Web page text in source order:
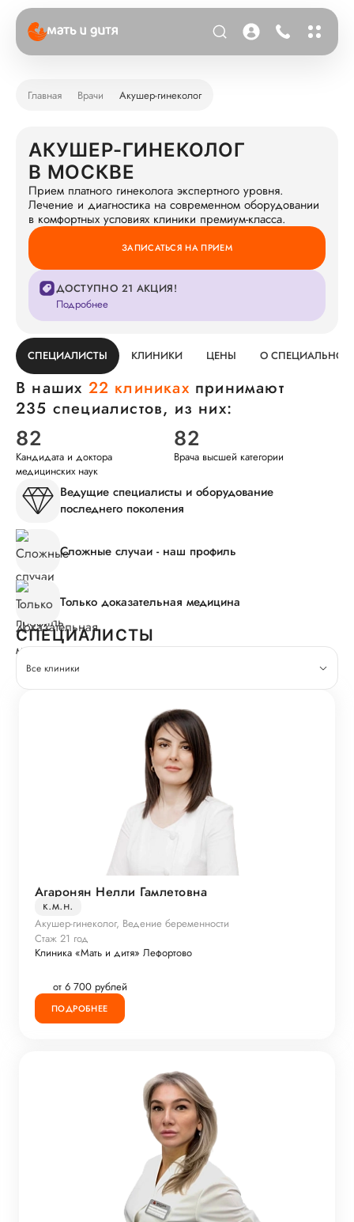
Главная Врачи Акушер-гинеколог
АКУШЕР-ГИНЕКОЛОГ
В МОСКВЕ
Прием платного гинеколога экспертного уровня.
Лечение и диагностика на современном оборудовании
в комфортных условиях клиники премиум-класса.
ЗАПИСАТЬСЯ НА ПРИЕМ
ДОСТУПНО 21 АКЦИЯ!
Подробнее
СПЕЦИАЛИСТЫ КЛИНИКИ ЦЕНЫ О
В наших 22 клиниках принимают
235 специалистов, из них:
82
Кандидата и доктора
медицинских наук
82
Врача высшей категории
Ведущие специалисты и оборудование
последнего поколения
Сложные случаи - наш профиль
Только доказательная медицина
СПЕЦИАЛИСТЫ
Все клиники
Агаронян Нелли Гамлетовна
к.м.н.
Акушер-гинеколог, Ведение беременности
Стаж 21 год
Клиника «Мать и дитя» Лефортово
от 6 700 рублей
ПОДРОБНЕЕ